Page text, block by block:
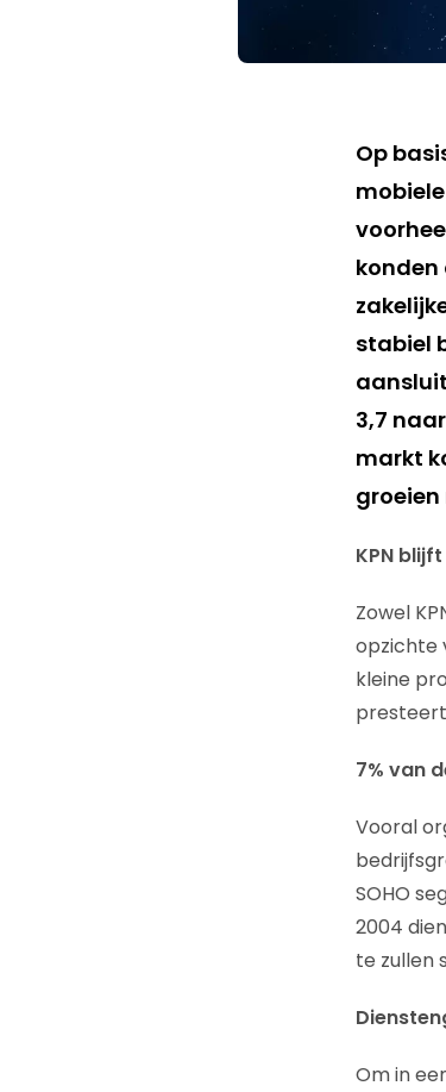
Op
konden
stabiel
3,7
markt
groeien
KPN
Zowel
opzichte
kleine
7% van
Vooral
SOHO
2004
te zullen
Om in